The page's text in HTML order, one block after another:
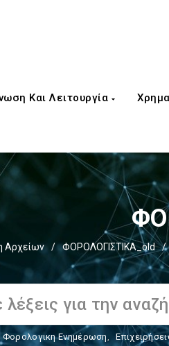
Και Λειτουργία
Αρχείων / ΦΟΡΟΛΟΓΙΣΤΙΚΑ_old /
Φορολογικη Ενημέρωση,